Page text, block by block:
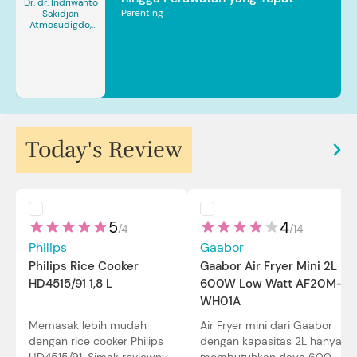
Sakidjan
Atmosudigdo,
Parenting
Today's Review
5/4
Philips
Philips Rice Cooker
HD4515/91 1,8 L
Memasak lebih mudah
dengan rice cooker Philips
4/14
Gaabor
Gaabor Air Fryer Mini 2L
600W Low Watt AF20M-
WH01A
Air Fryer mini dari Gaabor
dengan kapasitas 2L hanya